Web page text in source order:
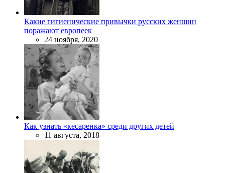
Какие гигиенические привычки русских женщин
поражают европеек
24 ноября, 2020
Как узнать «кесаренка» среди других детей
11 августа, 2018